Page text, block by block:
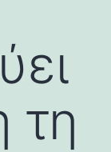
τη